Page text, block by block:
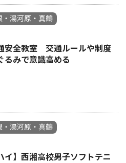
・湯河原・真鶴
安全教室 交通ルールや制度
みで意識高める
・湯河原・真鶴
イ】西湘高校男子ソフトテニ